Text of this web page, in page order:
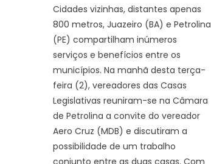
Cidades vizinhas, distantes apenas
800 metros, Juazeiro (BA) e Petrolina
(PE) compartilham inúmeros
serviços e benefícios entre os
municípios. Na manhã desta terça-
feira (2), vereadores das Casas
Legislativas reuniram-se na Câmara
de Petrolina a convite do vereador
Aero Cruz (MDB) e discutiram a
possibilidade de um trabalho